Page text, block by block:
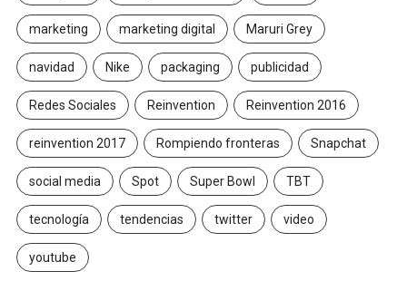
marketing marketing digital Maruri Grey
navidad Nike packaging publicidad
Redes Sociales Reinvention Reinvention 2016
reinvention 2017 Rompiendo fronteras Snapchat
social media Spot Super Bowl TBT
tecnología tendencias twitter video
youtube